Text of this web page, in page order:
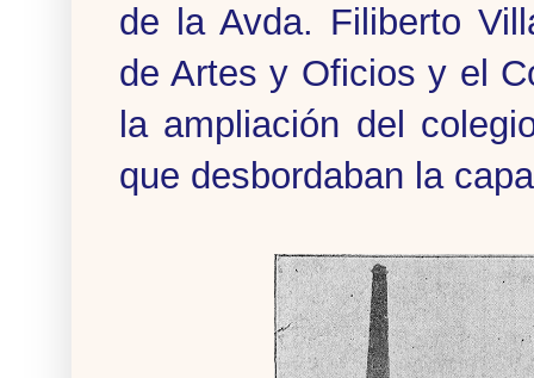
de la Avda. Filiberto
de Artes y Oficios y el
la ampliación del
que desbordaban la